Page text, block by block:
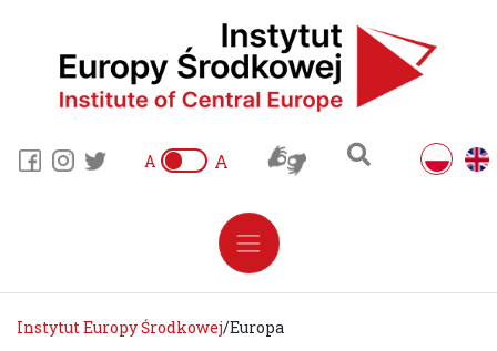
A A
Instytut Europy Środkowej/Europa